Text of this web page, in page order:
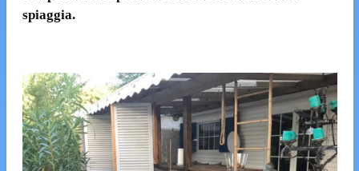
spiaggia.